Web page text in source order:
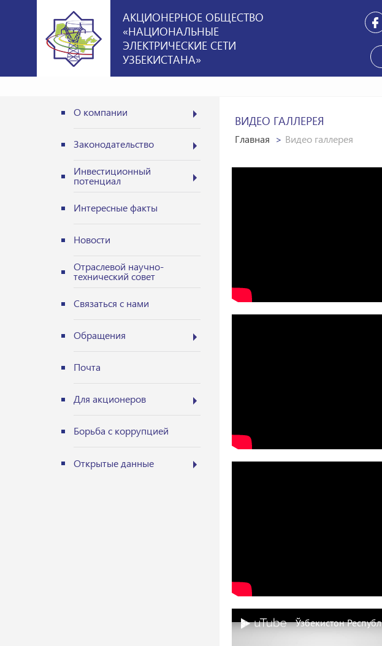
АКЦИОНЕРНОЕ ОБЩЕСТВО
«НАЦИОНАЛЬНЫЕ
ЭЛЕКТРИЧЕСКИЕ СЕТИ
УЗБЕКИСТАНА»
О компании
Законодательство
Инвестиционный
потенциал
Интересные факты
Новости
Отраслевой научно-
технический совет
Связаться с нами
Обращения
Почта
Для акционеров
Борьба с коррупцией
Открытые данные
ВИДЕО ГАЛЛЕРЕЯ
Главная Видео галлерея